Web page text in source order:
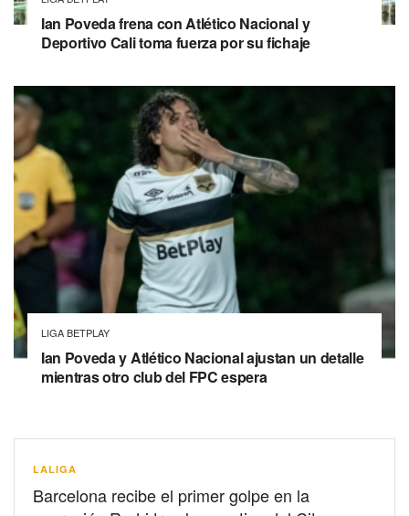
Ian Poveda frena con Atlético Nacional y
Deportivo Cali toma fuerza por su fichaje
LIGA BETPLAY
Ian Poveda y Atlético Nacional ajustan un detalle
mientras otro club del FPC espera
LALIGA
Barcelona recibe el primer golpe en la